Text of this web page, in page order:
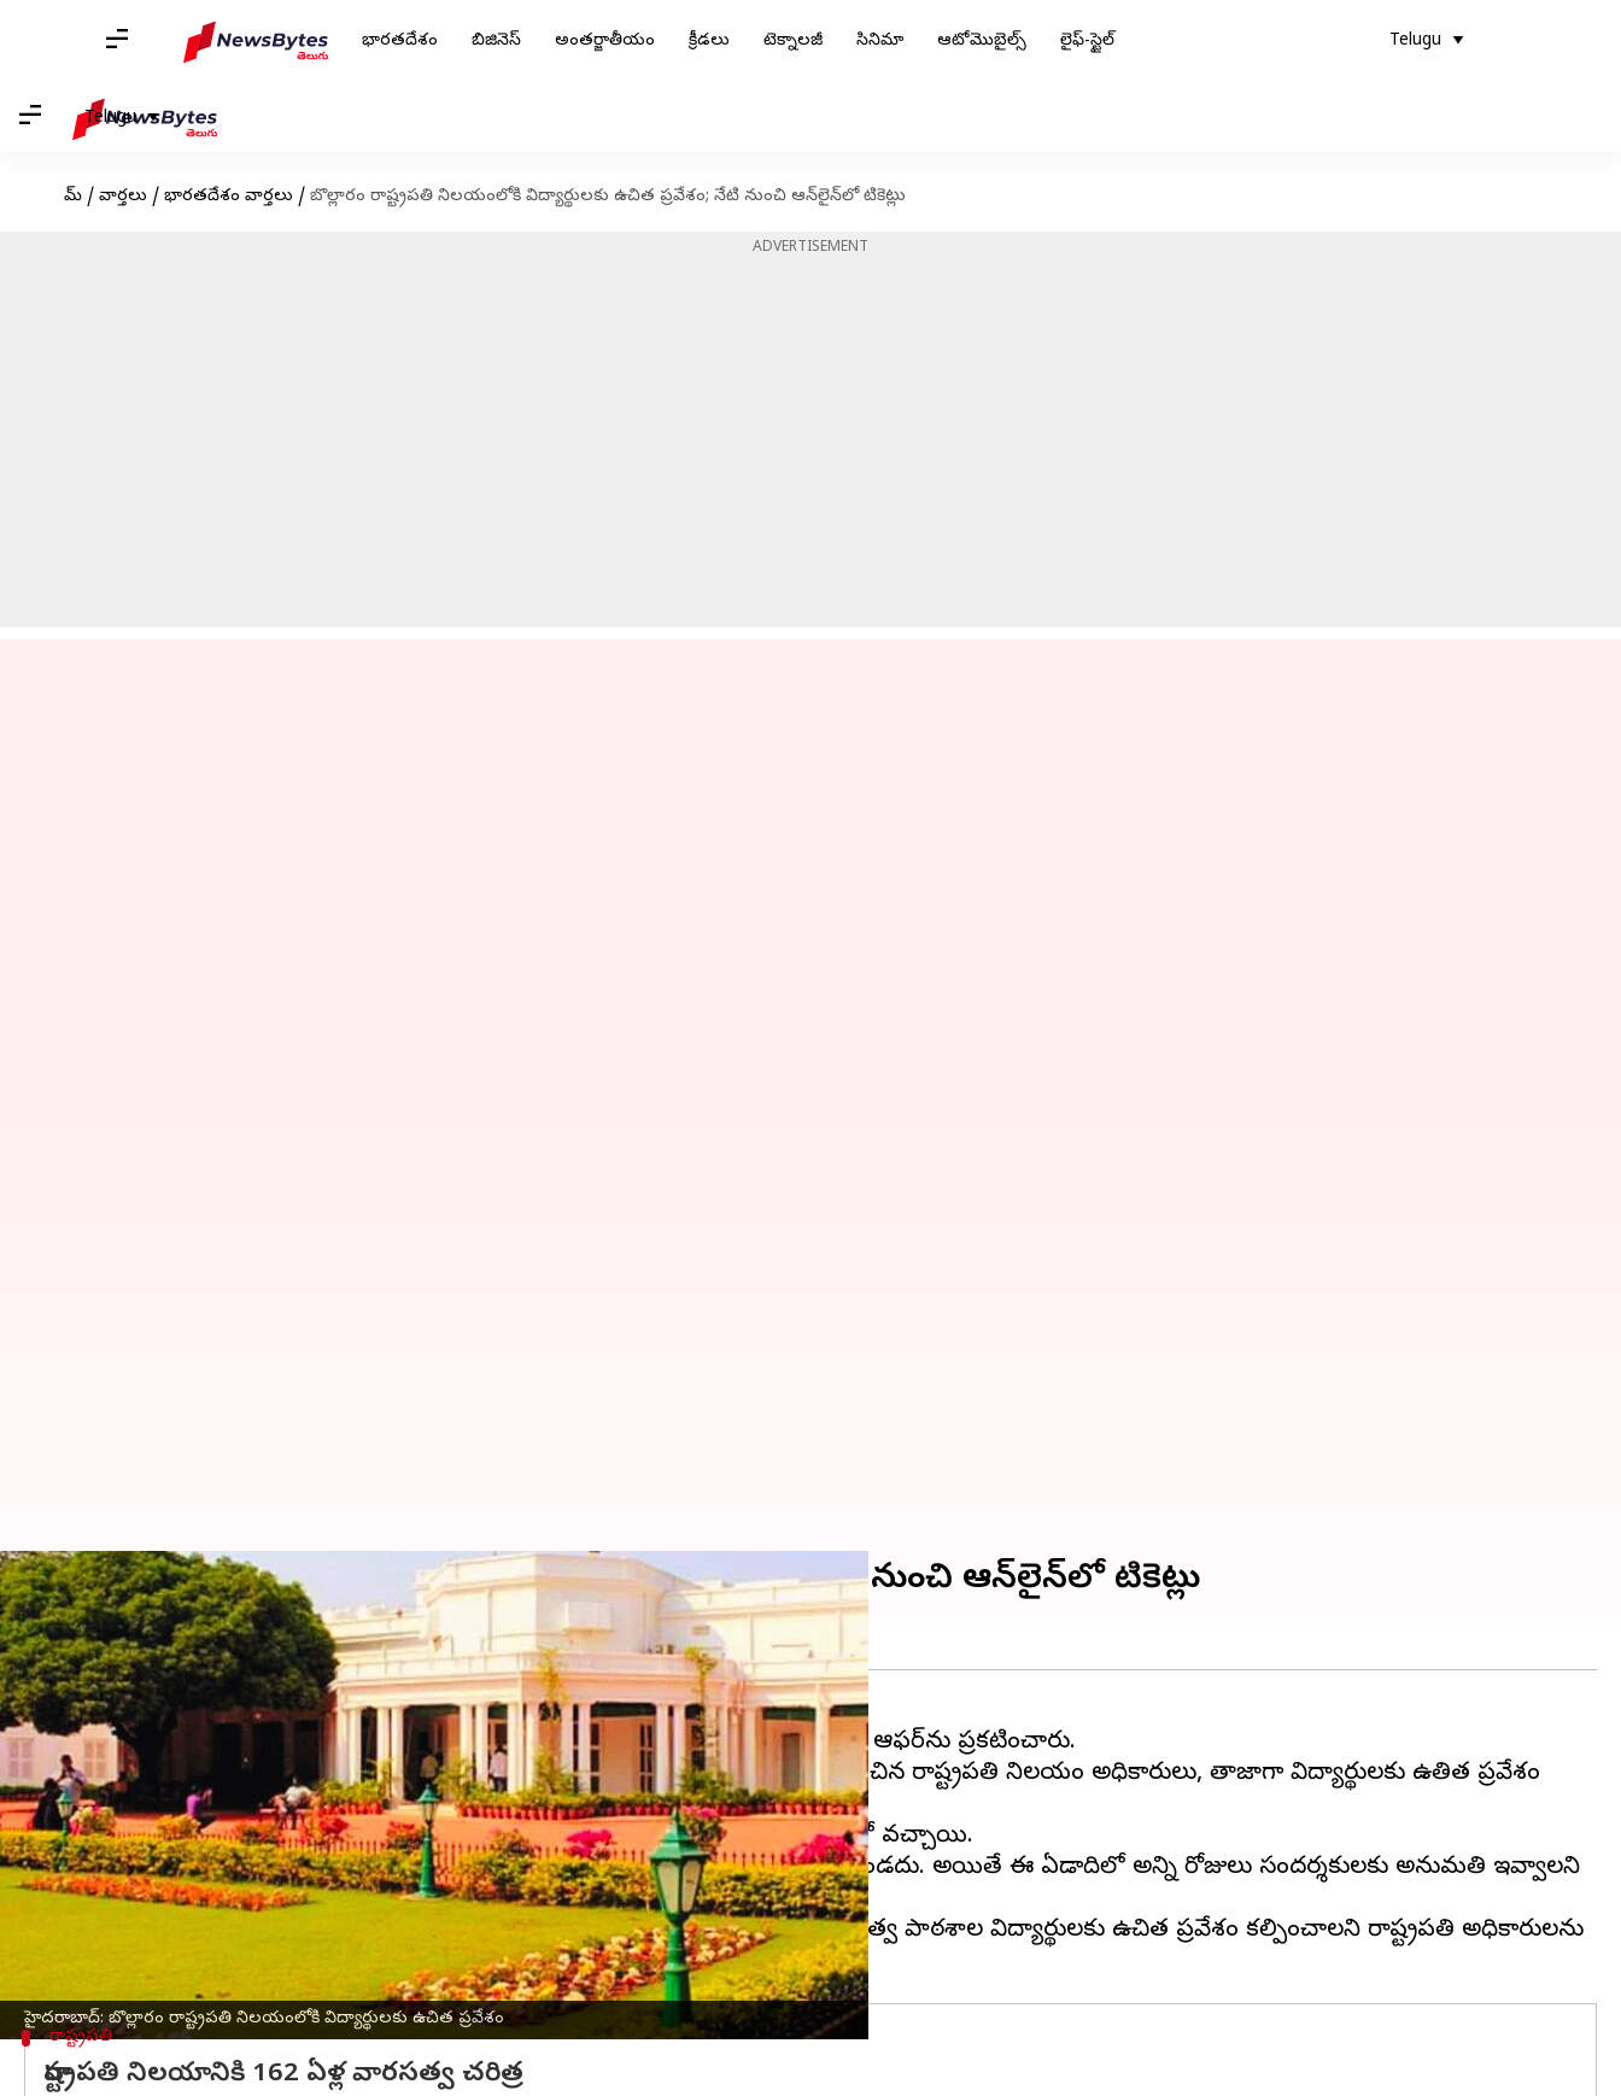
భారతదేశం బిజినెస్ అంతర్జాతీయం క్రీడలు టెక్నాలజీ సినిమా ఆటోమొబైల్స్ లైఫ్-స్టైల్ Telugu
Telugu
హోమ్ / వార్తలు / భారతదేశం వార్తలు / బొల్లారం రాష్ట్రపతి నిలయంలోకి విద్యార్థులకు ఉచిత ప్రవేశం; నేటి నుంచి ఆన్‌లైన్‌లో టికెట్లు
ADVERTISEMENT
హైదరాబాద్: బొల్లారం రాష్ట్రపతి నిలయంలోకి విద్యార్థులకు ఉచిత ప్రవేశం
బొల్లారం రాష్ట్రపతి నిలయంలోకి విద్యార్థులకు ఉచిత ప్రవేశం; నేటి నుంచి ఆన్‌లైన్‌లో టికెట్లు
వ్రాసిన వారు Stalin Apr 13, 2023 04:29 pm
ఈ వార్తాకథనం ఏంటి
బొల్లారంలోనిరాష్ట్రపతి
నిలయం అధికారులు ప్రభుత్వ పాఠాశాల, కళాశాల విద్యార్థులకు ప్రత్యేక ఆఫర్‌ను ప్రకటించారు.
ఉగాది సందర్భంగా సాధారణ ప్రజల సందర్శనకు ఏడాది పొడవునా తెరిచి ఉంచాలని నిర్ణయించిన రాష్ట్రపతి నిలయం అధికారులు, తాజాగా విద్యార్థులకు ఉతిత ప్రవేశం
కల్పిస్తూ నిర్ణయం తీసుకున్నారు.
రాష్ట్రపతి భవన్ అధికారిక వెబ్‌సైట్ ద్వారా ఆన్‌లైన్ టిక్కెట్లు గురువారం నుంచి అందుబాటులో వచ్చాయి.
సాధారణంగా రాష్ట్రపతి సౌత్ ఇండియా పర్యటనలో బొల్లారంలోని రాష్ట్రపతి నిలయం తెరిచి ఉండదు. అయితే ఈ ఏడాదిలో అన్ని రోజులు సందర్శకులకు అనుమతి ఇవ్వాలని
నిర్ణయించారు.
రిజిస్ట్రేషన్ ఛార్జీలు భారతీయులకు రూ.50, విదేశీ పౌరులకు ఒక్కొక్కరికి రూ. 250 కాగా, ప్రభుత్వ పాఠశాల విద్యార్థులకు ఉచిత ప్రవేశం కల్పించాలని రాష్ట్రపతి అధికారులను
రాష్ట్రపతి
రాష్ట్రపతి నిలయానికి 162 ఏళ్ల వారసత్వ చరిత్ర